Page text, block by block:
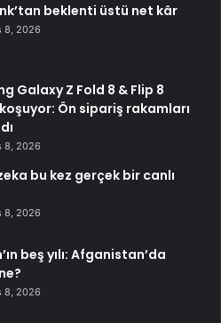
beklenti üstü net kâr
8, 2026
Galaxy Z Fold 8 & Flip 8
Ön sipariş rakamları
8, 2026
bu kez gerçek bir canlı
8, 2026
beş yılı: Afganistan’da
8, 2026